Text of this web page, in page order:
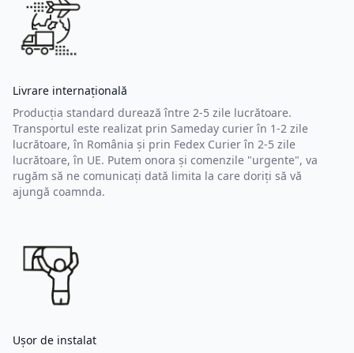
Livrare internațională
Producția standard durează între 2-5 zile lucrătoare.
Transportul este realizat prin Sameday curier în 1-2 zile
lucrătoare, în România și prin Fedex Curier în 2-5 zile
lucrătoare, în UE. Putem onora și comenzile "urgente", va
rugăm să ne comunicați dată limita la care doriți să vă
ajungă coamnda.
Ușor de instalat